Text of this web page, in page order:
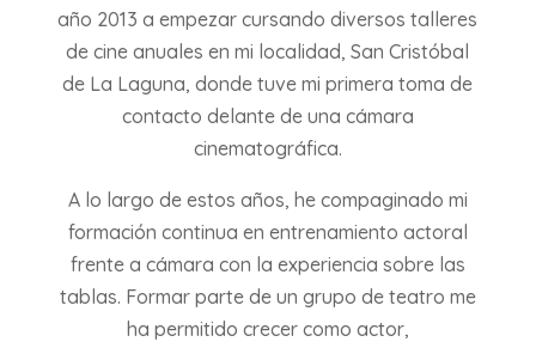
año 2013 a empezar cursando diversos talleres
de cine anuales en mi localidad, San Cristóbal
de La Laguna, donde tuve mi primera toma de
contacto delante de una cámara
cinematográfica.
A lo largo de estos años, he compaginado mi
formación continua en entrenamiento actoral
frente a cámara con la experiencia sobre las
tablas. Formar parte de un grupo de teatro me
ha permitido crecer como actor,